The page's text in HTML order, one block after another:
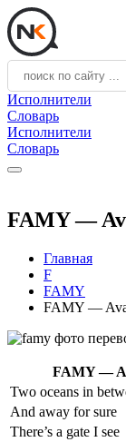
Исполнители
Словарь
Исполнители
Словарь
FAMY —
Главная
F
FAMY
FAMY —
FAMY —
Two oceans in
And away for sure
There’s a gate I see